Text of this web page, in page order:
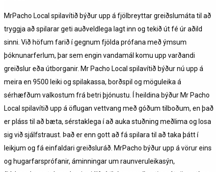
MrPacho Local spilavítið býður upp á fjölbreyttar greiðslumáta til að
tryggja að spilarar geti auðveldlega lagt inn og tekið út fé úr aðild
sinni. Við höfum farið í gegnum fjölda prófana með ýmsum
þóknunarferlum, þar sem engin vandamál komu upp varðandi
greiðslur eða útborganir. Mr Pacho Local spilavítið býður nú upp á
meira en 9500 leiki og spilakassa, borðspil og möguleika á
sérhæfðum valkostum frá betri þjónustu. Í heildina býður Mr Pacho
Local spilavítið upp á öflugan vettvang með góðum tilboðum, en það
er pláss til að bæta, sérstaklega í að auka stuðning meðlima og losa
sig við sjálfstraust. Það er enn gott að fá spilara til að taka þátt í
leikjum og fá einfaldari greiðsluráð. MrPacho býður upp á vörur eins
og hugarfarsprófanir, áminningar um raunveruleikasýn,